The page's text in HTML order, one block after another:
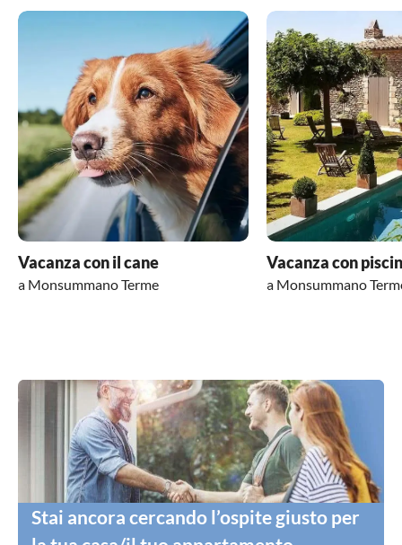
Guardare il gioco delle nuvole durante il
giorno, scoprire un arcobaleno, seguire il
tramonto la sera e guardare le luci scintillanti
delle città nel valle. Ci sono molte possibilità
per esplorare le città, andare a fare il bagno al
mare, ma anche trascorrere giornate rilassanti
presso la piscina della casa vacanze. Ci siamo
sentiti molto bene e diamo una chiara
raccomandazione per la casa vacanze La Casa
della Madonna.
Vacanza con il cane
a Monsummano Terme
Vacanza con
a Monsummano
Stai ancora cercando l’ospite giusto per